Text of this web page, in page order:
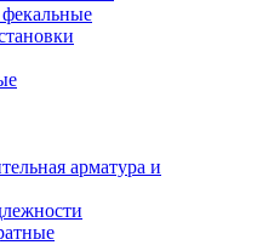
арматура и